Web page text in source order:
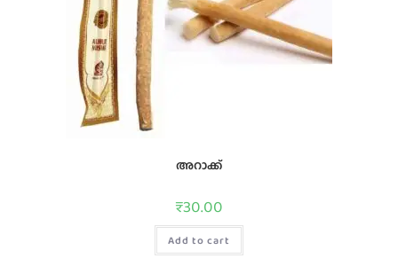
അറാക്ക്
₹30.00
Add to cart